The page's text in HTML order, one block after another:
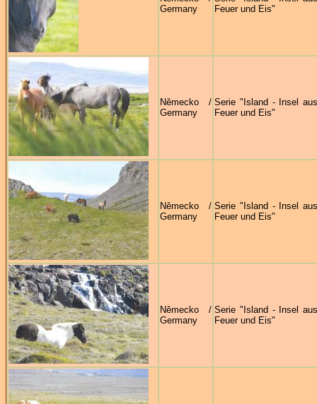
Germany
Feuer und Eis"
Německo /
Germany
Serie "Island - Insel aus
Feuer und Eis"
Německo /
Germany
Serie "Island - Insel aus
Feuer und Eis"
Německo /
Germany
Serie "Island - Insel aus
Feuer und Eis"